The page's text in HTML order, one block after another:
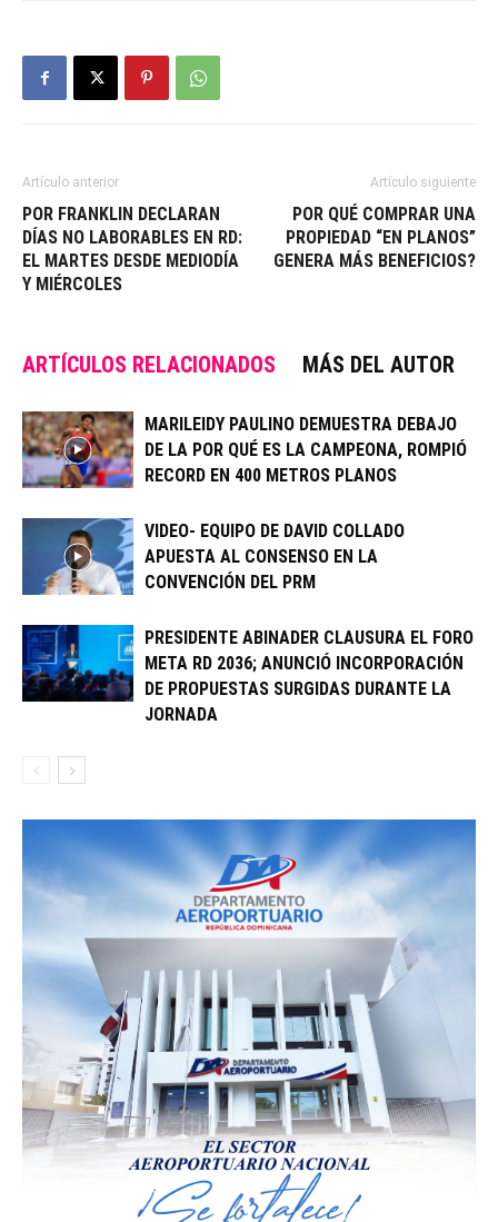
Artículo anterior
POR FRANKLIN DECLARAN
DÍAS NO LABORABLES EN RD:
EL MARTES DESDE MEDIODÍA
Y MIÉRCOLES
Artículo siguiente
POR QUÉ COMPRAR UNA
PROPIEDAD “EN PLANOS”
GENERA MÁS BENEFICIOS?
ARTÍCULOS RELACIONADOS MÁS DEL AUTOR
MARILEIDY PAULINO DEMUESTRA DEBAJO
DE LA POR QUÉ ES LA CAMPEONA, ROMPIÓ
RECORD EN 400 METROS PLANOS
VIDEO- EQUIPO DE DAVID COLLADO
APUESTA AL CONSENSO EN LA
CONVENCIÓN DEL PRM
PRESIDENTE ABINADER CLAUSURA EL FORO
META RD 2036; ANUNCIÓ INCORPORACIÓN
DE PROPUESTAS SURGIDAS DURANTE LA
JORNADA